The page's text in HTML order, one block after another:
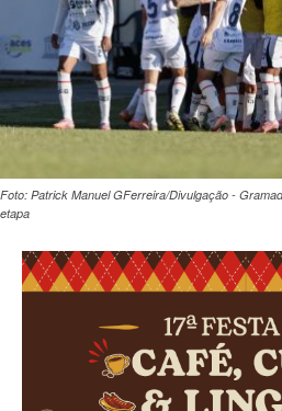
Foto: Patrick Manuel GFerreira/Divulgação -
etapa